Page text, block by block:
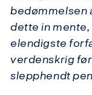
bedømmelsen
dette in
elendigste
verdenskrig
slepphendt